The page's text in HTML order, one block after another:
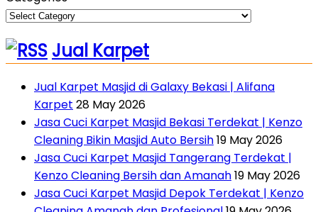
Jual Karpet
Jual Karpet Masjid di Galaxy Bekasi | Alifana
Karpet 28 May 2026
Jasa Cuci Karpet Masjid Bekasi Terdekat | Kenzo
Cleaning Bikin Masjid Auto Bersih19 May 2026
Jasa Cuci Karpet Masjid Tangerang Terdekat |
Kenzo Cleaning Bersih dan Amanah19 May 2026
Jasa Cuci Karpet Masjid Depok Terdekat | Kenzo